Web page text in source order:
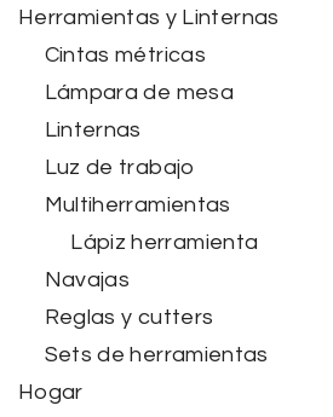
Herramientas y Linternas
Cintas métricas
Lámpara de mesa
Linternas
Luz de trabajo
Multiherramientas
Lápiz herramienta
Navajas
Reglas y cutters
Sets de herramientas
Hogar